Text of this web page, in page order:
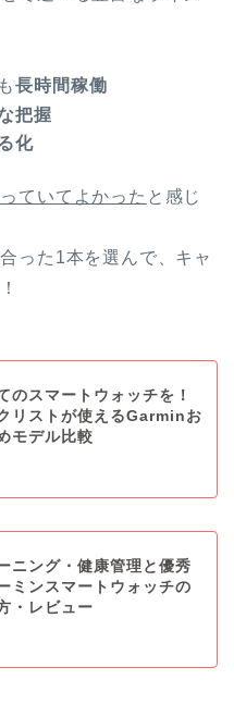
長時間稼働
把握
化
ていてよかった と感じ
った1本を選んで、キャ
のスマートウォッチを！
リストが使えるGarminお
モデル比較
ニング・健康管理と優秀
ミンスマートウォッチの
・レビュー